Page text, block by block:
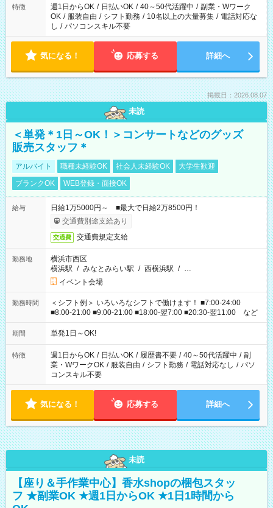
特徴 週1日からOK / 日払いOK / 40～50代活躍中 / 副業・Wワーク
OK / 服装自由 / シフト勤務 / 10名以上の大量募集 / 電話対応な
し / パソコンスキル不要
気になる！ 応募する 詳細へ
掲載日：2026.08.07
未読
＜単発＊1日～OK！＞コンサートなどのグッズ
販売スタッフ＊
アルバイト 職種未経験OK 社会人未経験OK
大学生歓迎
ブランクOK
WEB登録・面接OK
給与
日給1万5000円～ ■最大で日給2万8500円！
交通費別途支給あり
交通費 交通費規定支給
勤務地
横浜市西区
横浜駅 / みなとみらい駅 / 西横浜駅 / …
イベント会場
勤務時間
＜シフト例＞ いろいろなシフトで働けます！ ■7:00-24:00
■8:00-21:00 ■9:00-21:00 ■18:00-翌7:00 ■20:30-翌11:00 など
期間 単発1日～OK!
特徴 週1日からOK / 日払いOK / 履歴書不要 / 40～50代活躍中 / 副
業・WワークOK / 服装自由 / シフト勤務 / 電話対応なし / パソ
コンスキル不要
気になる！ 応募する 詳細へ
未読
【座り＆手作業中心】香水shopの梱包スタッ
フ ★副業OK ★週1日からOK ★1日1時間から